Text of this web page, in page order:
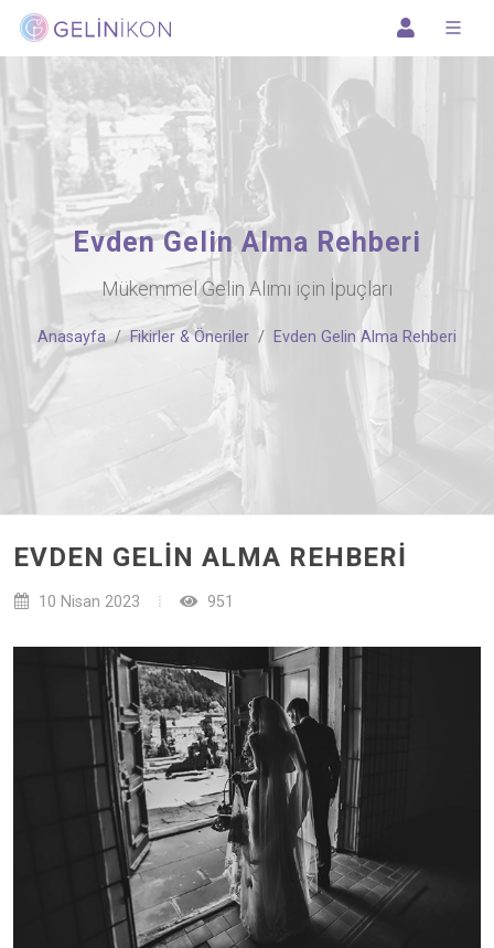
Evden Gelin Alma Rehberi
Mükemmel Gelin Alımı için İpuçları
Anasayfa Fikirler & Öneriler Evden Gelin Alma Rehberi
EVDEN GELIN ALMA REHBERI
10 Nisan 2023 951